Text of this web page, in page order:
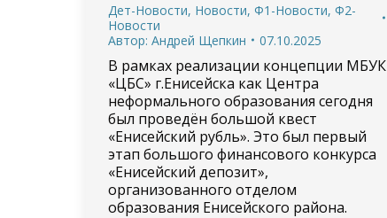
Дет-Новости, Новости, Ф1-Новости, Ф2-
Новости
Автор: Андрей Щепкин 07.10.2025
В рамках реализации концепции МБУК
«ЦБС» г.Енисейска как Центра
неформального образования сегодня
был проведён большой квест
«Енисейский рубль». Это был первый
этап большого финансового конкурса
«Енисейский депозит»,
организованного отделом
образования Енисейского района.